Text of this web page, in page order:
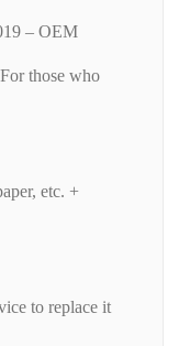
– OEM
those who
etc. +
to replace it